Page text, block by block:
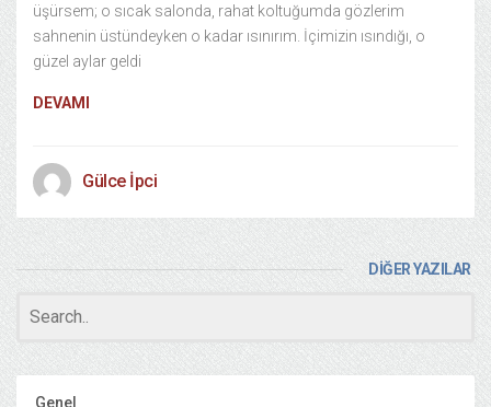
üşürsem; o sıcak salonda, rahat koltuğumda gözlerim
sahnenin üstündeyken o kadar ısınırım. İçimizin ısındığı, o
güzel aylar geldi
DEVAMI
Gülce İpci
DİĞER YAZILAR
Genel